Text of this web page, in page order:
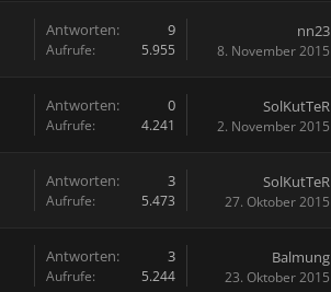
Antworten: 9
Aufrufe: 5.955
nn23
8. November 2015
Antworten: 0
Aufrufe: 4.241
SolKutTeR
2. November 2015
Antworten: 3
Aufrufe: 5.473
SolKutTeR
27. Oktober 2015
Antworten: 3
Aufrufe: 5.244
Balmung
23. Oktober 2015